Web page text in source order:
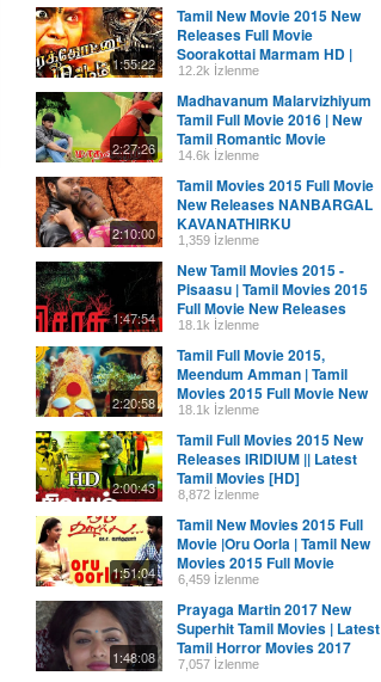
1:55:22
Tamil New Movie 2015 New
Releases Full Movie
Soorakottai Marmam HD |
Latest Tamil Movies 2015
12.2k İzlenme
2:27:26
Madhavanum Malarvizhiyum
Tamil Full Movie 2016 | New
Tamil Romantic Movie
Releases 2016 |AshwinKumar
14.6k İzlenme
2:10:00
Tamil Movies 2015 Full Movie
New Releases NANBARGAL
KAVANATHIRKU
1,359 İzlenme
1:47:54
New Tamil Movies 2015 -
Pisaasu | Tamil Movies 2015
Full Movie New Releases
18.1k İzlenme
2:20:58
Tamil Full Movie 2015,
Meendum Amman | Tamil
Movies 2015 Full Movie New
Releases
18.1k İzlenme
2:00:43
Tamil Full Movies 2015 New
Releases IRIDIUM || Latest
Tamil Movies [HD]
8,872 İzlenme
1:51:04
Tamil New Movies 2015 Full
Movie |Oru Oorla | Tamil New
Movies 2015 Full Movie
6,459 İzlenme
1:48:08
Prayaga Martin 2017 New
Superhit Tamil Movies | Latest
Tamil Horror Movies 2017
|South Indian Movies
7,057 İzlenme